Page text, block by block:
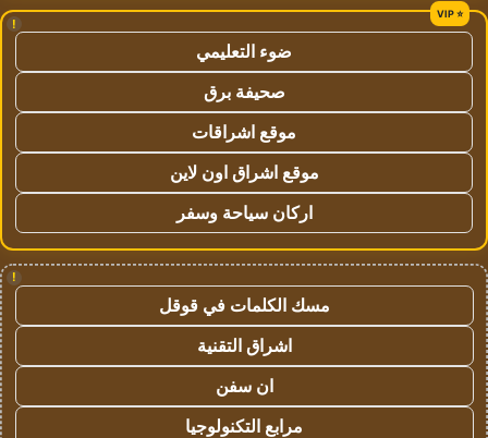
!
ضوء التعليمي
صحيفة برق
موقع اشراقات
موقع اشراق اون لاين
اركان سياحة وسفر
!
مسك الكلمات في قوقل
اشراق التقنية
ان سفن
مرابع التكنولوجيا